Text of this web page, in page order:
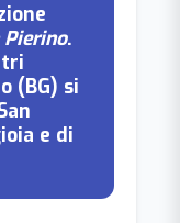
.
(BG) si
e di